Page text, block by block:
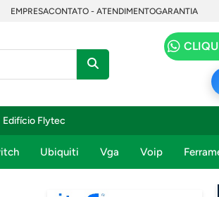
EMPRESACONTATO - ATENDIMENTOGARANTIA
Edifício Flytec
Ubiquiti Vga Voip